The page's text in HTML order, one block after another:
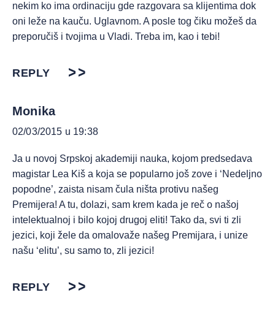
nekim ko ima ordinaciju gde razgovara sa klijentima dok
oni leže na kauču. Uglavnom. A posle tog čiku možeš da
preporučiš i tvojima u Vladi. Treba im, kao i tebi!
REPLY
Monika
02/03/2015 u 19:38
Ja u novoj Srpskoj akademiji nauka, kojom predsedava
magistar Lea Kiš a koja se popularno još zove i ‘Nedeljno
popodne’, zaista nisam čula ništa protivu našeg
Premijera! A tu, dolazi, sam krem kada je reč o našoj
intelektualnoj i bilo kojoj drugoj eliti! Tako da, svi ti zli
jezici, koji žele da omalovaže našeg Premijara, i unize
našu ‘elitu’, su samo to, zli jezici!
REPLY